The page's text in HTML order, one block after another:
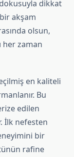
dikkat
akşam
olsun,
her zaman
en kaliteli
Bu
edilen
İlk nefesten
bir
rafine